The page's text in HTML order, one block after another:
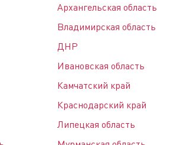
Архангельская область
Владимирская область
ДНР
Ивановская область
Камчатский край
Краснодарский край
Липецкая область